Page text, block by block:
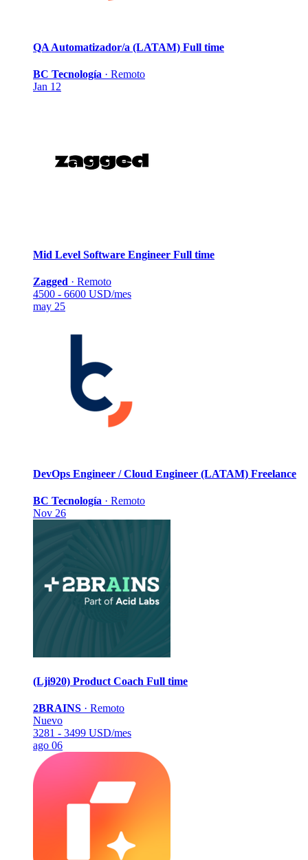
QA Automatizador/a (LATAM) Full time
BC Tecnología · Remoto
Jan 12
Mid Level Software Engineer Full time
Zagged · Remoto
4500 - 6600 USD/mes
may 25
DevOps Engineer / Cloud Engineer (LATAM) Freelance
BC Tecnología · Remoto
Nov 26
(Lji920) Product Coach Full time
2BRAINS · Remoto
Nuevo
3281 - 3499 USD/mes
ago 06